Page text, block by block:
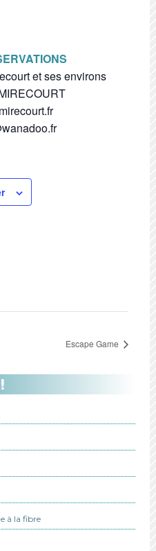
et ses environs
Escape Game
à la fibre